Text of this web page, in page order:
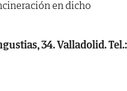
en dicho
34. Valladolid. Tel.: